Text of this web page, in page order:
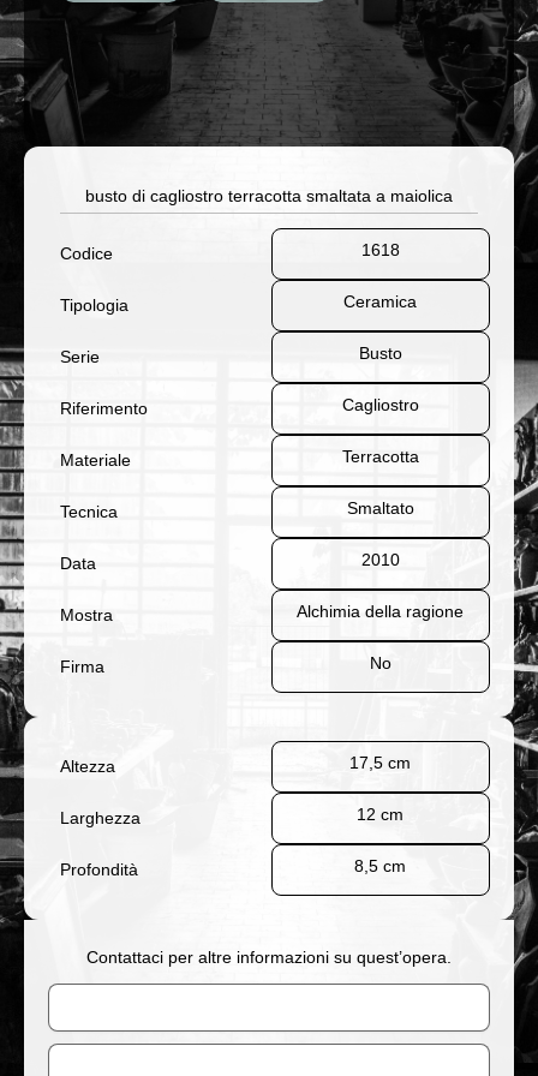
busto di cagliostro terracotta smaltata a maiolica
Codice 1618
Tipologia Ceramica
Serie Busto
Riferimento Cagliostro
Materiale Terracotta
Tecnica Smaltato
Data 2010
Mostra Alchimia della ragione
Firma No
Altezza 17,5 cm
Larghezza 12 cm
Profondità 8,5 cm
Contattaci per altre informazioni su quest’opera.
Nome
Email